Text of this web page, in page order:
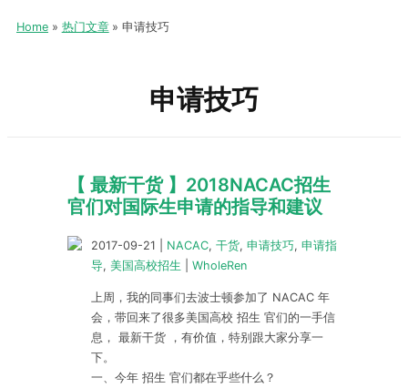
Home 热门文章 申请技巧
申请技巧
【 最新干货 】2018NACAC招生
官们对国际生申请的指导和建议
2017-09-21 NACAC, 干货, 申请技巧, 申请指
导, 美国高校招生 WholeRen
上周，我的同事们去波士顿参加了 NACAC 年
会，带回来了很多美国高校 招生 官们的一手信
息， 最新干货 ，有价值，特别跟大家分享一
下。
一、今年 招生 官们都在乎些什么？